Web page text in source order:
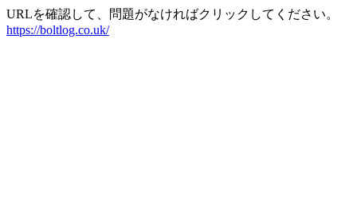
URLを確認して、問題がなければクリックしてください。
https://boltlog.co.uk/